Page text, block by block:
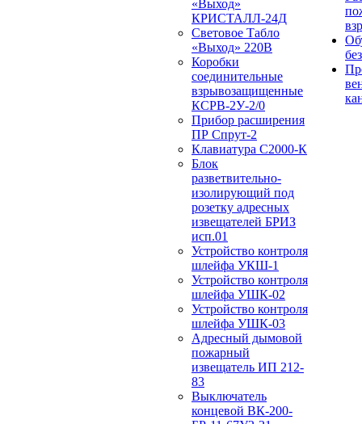
«Выход»
КРИСТАЛЛ-24Д
Световое Табло
«Выход» 220В
Коробки
соединительные
взрывозащищенные
КСРВ-2У-2/0
Прибор расширения
ПР Спрут-2
Клавиатура С2000-К
Блок
разветвительно-
изолирующий под
розетку адресных
извещателей БРИЗ
исп.01
Устройство контроля
шлейфа УКШ-1
Устройство контроля
шлейфа УШК-02
Устройство контроля
шлейфа УШК-03
Адресный дымовой
пожарный
извещатель ИП 212-
83
Выключатель
концевой ВК-200-